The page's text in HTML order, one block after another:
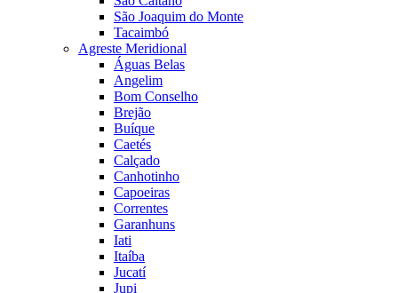
São Joaquim do Monte
Tacaimbó
Agreste Meridional
Águas Belas
Angelim
Bom Conselho
Brejão
Buíque
Caetés
Calçado
Canhotinho
Capoeiras
Correntes
Garanhuns
Iati
Itaíba
Jucatí
Jupi